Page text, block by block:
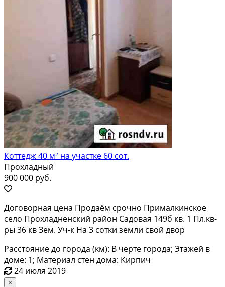
Коттедж 40 м² на участке 60 сот.
Прохладный
900 000 руб.
Договорная цена Продаём срочно Прималкинское
село Прохладненский район Садовая 149б кв. 1 Пл.кв-
ры 36 кв Зем. Уч-к На 3 сотки земли свой двор
Расстояние до города (км): В черте города; Этажей в
доме: 1; Материал стен дома: Кирпич
24 июля 2019
×